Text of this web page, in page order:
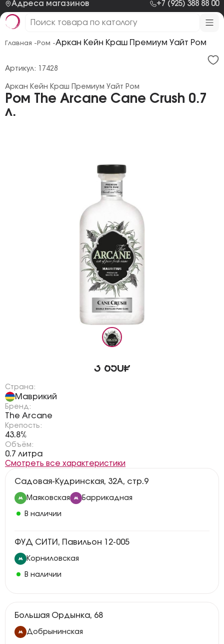
Адреса магазинов +7 (925) 388 88 00
Главная - Ром -Аркан Кейн Краш Премиум Уайт Ром
Ром The Arcane Cane Crush 0.7
л.
Аркан Кейн Краш Премиум Уайт Ром
Артикул: 17428
3 650₽
Страна:
Маврикий
Бренд:
The Arcane
Крепость:
43.8%
Объём:
0.7 литра
Смотреть все характеристики
Садовая-Кудринская, 32А, стр.9
Маяковская Баррикадная
В наличии
ФУД СИТИ, Павильон 12-005
Корниловская
В наличии
Большая Ордынка, 68
Добрынинская